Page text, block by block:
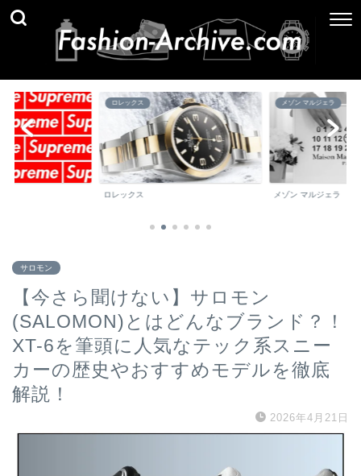
メゾン マルジェラ
メゾン マルジェラ
ブランド百科事典
ブランド百科事典
サロモン
【今さら聞けない】サロモン
(SALOMON)とはどんなブランド？！
XT-6を筆頭に人気なテック系スニー
カーの歴史やおすすめモデルを徹底
解説！
2026年4月21日